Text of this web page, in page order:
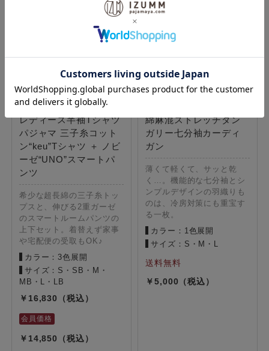
レディース半袖Tシャツ
パジャマ 三子糸コット
ン“keu”Tシャツ ＋ ノビ
ーゼ“UNO”スマートパ
ンツ
希少な超長綿の三子糸トッ
プスと、伸びる2重ガーゼ
のスマートルームパンツの
上下セット。着替えず家事
や宅配便の受取もOK♪
カラー：3色展開
サイズ：S・SB・M・
MB・L・LB
16,830
14,850
綿麻混ストレッチダン
ガリー七分袖カーディ
ガン
薄くて軽くて、サッと乾
く…。機能的な七分袖とシ
ンプルデザインの羽織りも
のは、冷房対策にも重宝す
る一枚。
カラー：1色展開
サイズ：S・M・L
5,000